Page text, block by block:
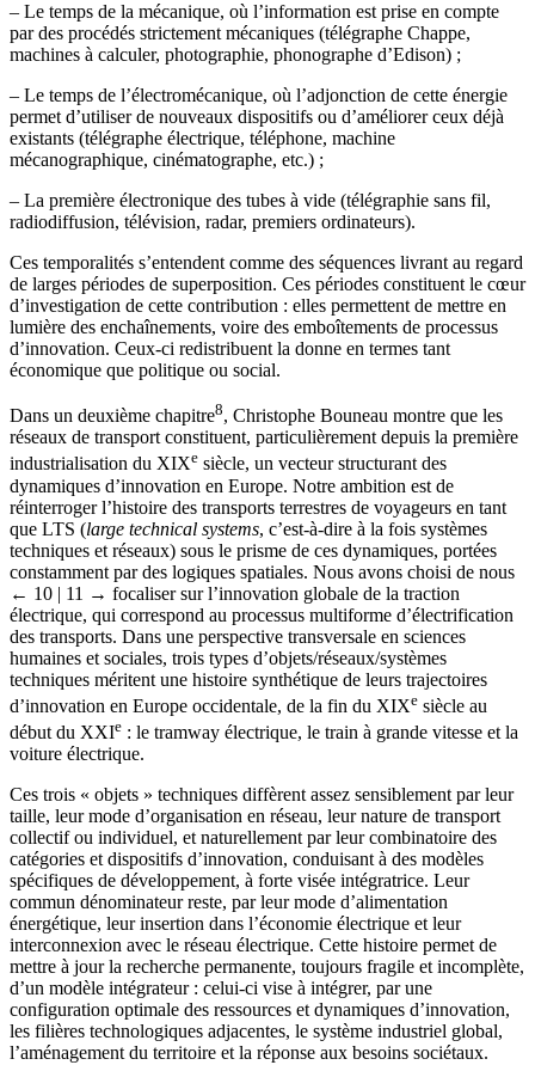
– Le temps de la mécanique, où l’information est prise en compte
par des procédés strictement mécaniques (télégraphe Chappe,
machines à calculer, photographie, phonographe d’Edison) ;
– Le temps de l’électromécanique, où l’adjonction de cette énergie
permet d’utiliser de nouveaux dispositifs ou d’améliorer ceux déjà
existants (télégraphe électrique, téléphone, machine
mécanographique, cinématographe, etc.) ;
– La première électronique des tubes à vide (télégraphie sans fil,
radiodiffusion, télévision, radar, premiers ordinateurs).
Ces temporalités s’entendent comme des séquences livrant au regard
de larges périodes de superposition. Ces périodes constituent le cœur
d’investigation de cette contribution : elles permettent de mettre en
lumière des enchaînements, voire des emboîtements de processus
d’innovation. Ceux-ci redistribuent la donne en termes tant
économique que politique ou social.
Dans un deuxième chapitre8, Christophe Bouneau montre que les
réseaux de transport constituent, particulièrement depuis la première
industrialisation du XIXe siècle, un vecteur structurant des
dynamiques d’innovation en Europe. Notre ambition est de
réinterroger l’histoire des transports terrestres de voyageurs en tant
que LTS (large technical systems, c’est-à-dire à la fois systèmes
techniques et réseaux) sous le prisme de ces dynamiques, portées
constamment par des logiques spatiales. Nous avons choisi de nous
← 10 | 11 → focaliser sur l’innovation globale de la traction
électrique, qui correspond au processus multiforme d’électrification
des transports. Dans une perspective transversale en sciences
humaines et sociales, trois types d’objets/réseaux/systèmes
techniques méritent une histoire synthétique de leurs trajectoires
d’innovation en Europe occidentale, de la fin du XIXe siècle au
début du XXIe : le tramway électrique, le train à grande vitesse et la
voiture électrique.
Ces trois « objets » techniques diffèrent assez sensiblement par leur
taille, leur mode d’organisation en réseau, leur nature de transport
collectif ou individuel, et naturellement par leur combinatoire des
catégories et dispositifs d’innovation, conduisant à des modèles
spécifiques de développement, à forte visée intégratrice. Leur
commun dénominateur reste, par leur mode d’alimentation
énergétique, leur insertion dans l’économie électrique et leur
interconnexion avec le réseau électrique. Cette histoire permet de
mettre à jour la recherche permanente, toujours fragile et incomplète,
d’un modèle intégrateur : celui-ci vise à intégrer, par une
configuration optimale des ressources et dynamiques d’innovation,
les filières technologiques adjacentes, le système industriel global,
l’aménagement du territoire et la réponse aux besoins sociétaux.